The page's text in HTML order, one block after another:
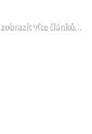
zobrazit více článků...